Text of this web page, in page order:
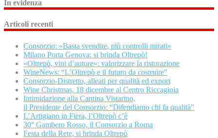
In evidenza
Articoli recenti
Consorzio: «Basta svendite, più controlli mirati»
Milano Porta Genova: si brinda Oltrepò!
«Oltrepò, vini d’autore»: valorizzare la ristorazione
WineNews: “L’Oltrepò e il futuro da costruire”
Consorzio-Distretto, alleati per qualità ed export
Wine Christmas, 18 dicembre al Centro Riccagioia
Intimidazione alla Cantina Vistarino,
il Presidente del Consorzio: “Difendiamo chi fa qualità”
L’Artigiano in Fiera, l’Oltrepò c’è
30° Gambero Rosso, il Consorzio a Roma
Festa della Rete, si brinda Oltrepò